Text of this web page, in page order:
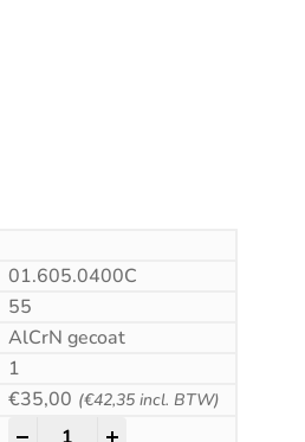
01.605.0400C
55
AlCrN gecoat
1
€35,00 (€42,35incl. BTW)
HSS-E Universeelfrees,